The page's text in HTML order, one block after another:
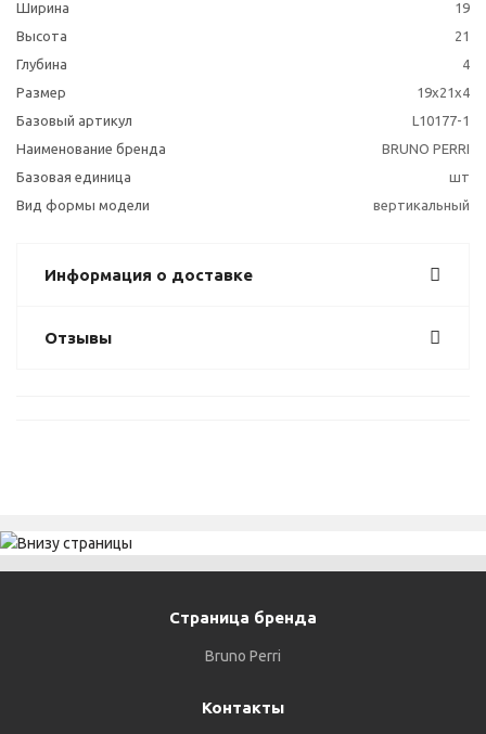
Ширина
19
Высота
21
Глубина
4
Размер
19х21х4
Базовый артикул
L10177-1
Наименование бренда
BRUNO PERRI
Базовая единица
шт
Вид формы модели
вертикальный
Информация о доставке
Отзывы
Страница бренда
Bruno Perri
Контакты